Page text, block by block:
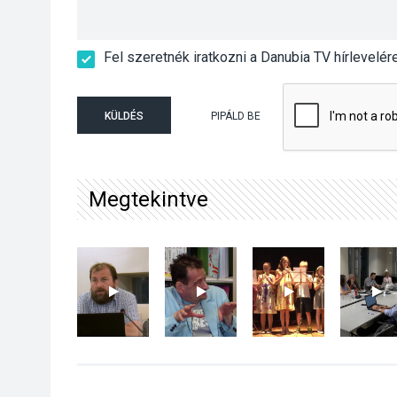
Fel szeretnék iratkozni a Danubia TV
KÜLDÉS PIPÁLD BE
Megtekintve